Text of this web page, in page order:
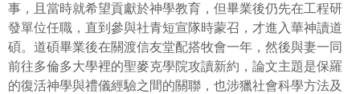
事，且當時就希望貢獻於神學教育，但畢業後仍先在工程研
發單位任職，直到參與社青短宣隊時蒙召，才進入華神讀道
碩。道碩畢業後在關渡信友堂配搭牧會一年，然後與妻一同
前往多倫多大學裡的聖麥克學院攻讀新約，論文主題是保羅
的復活神學與禮儀經驗之間的關聯，也涉獵社會科學方法及